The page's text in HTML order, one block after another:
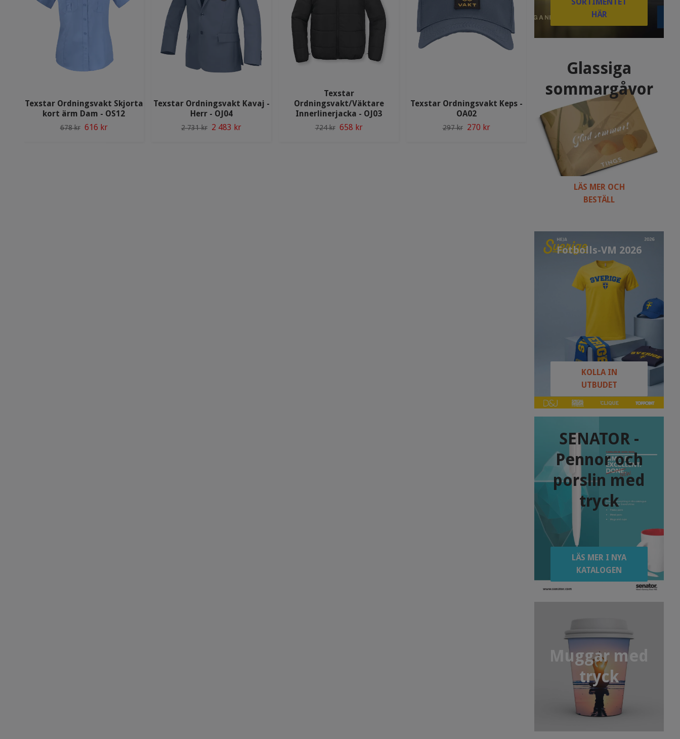
SORTIMENTET
HÄR
Glassiga
sommargåvor
LÄS MER OCH
BESTÄLL
Fotbolls-VM 2026
KOLLA IN
UTBUDET
SENATOR -
Pennor och
porslin med
tryck
LÄS MER I NYA
KATALOGEN
Muggar med
tryck
Texstar Ordningsvakt Skjorta
kort ärm Dam - OS12
678 kr 616 kr
Texstar Ordningsvakt Kavaj -
Herr - OJ04
2 731 kr 2 483 kr
Texstar
Ordningsvakt/Väktare
Innerlinerjacka - OJ03
724 kr 658 kr
Texstar Ordningsvakt Keps -
OA02
297 kr 270 kr
Texstar Knäskydd - AK01
96 kr 87 kr